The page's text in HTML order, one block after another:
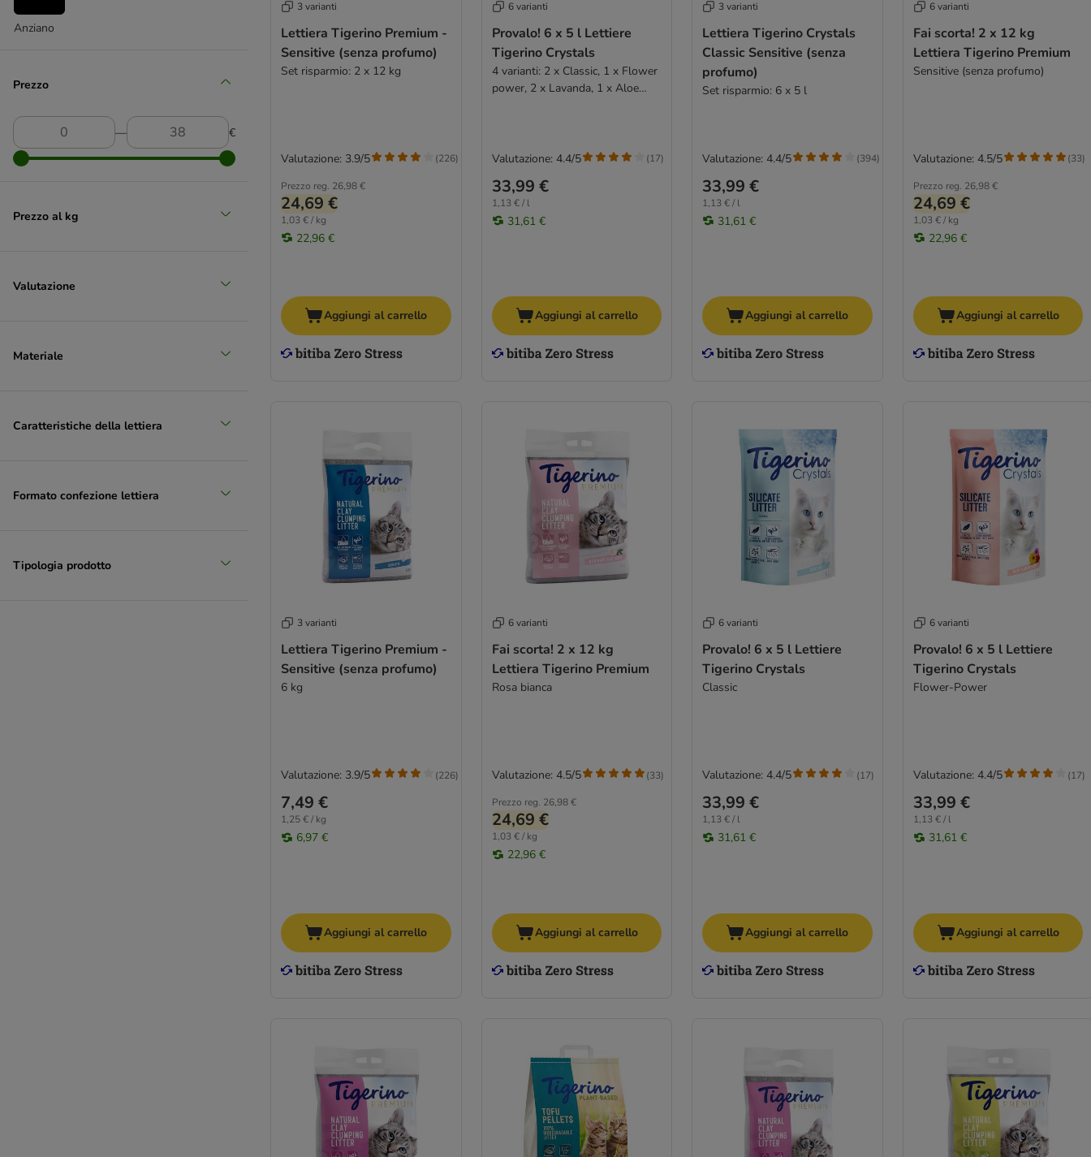
Anziano
Prezzo
― €
Prezzo al kg
Valutazione
Materiale
Caratteristiche della lettiera
Formato confezione lettiera
Tipologia prodotto
3 varianti
Lettiera Tigerino Premium -
Sensitive (senza profumo)
Set risparmio: 2 x 12 kg
Prezzo reg. 26,98 €
24,69 €
1,03 € / kg
22,96 €
Valutazione: 3.9/5 (226)
Aggiungi al carrello
6 varianti
Provalo! 6 x 5 l Lettiere
Tigerino Crystals
4 varianti: 2 x Classic, 1 x Flower
power, 2 x Lavanda, 1 x Aloe
33,99 €
1,13 € / l
31,61 €
Valutazione: 4.4/5 (17)
Aggiungi al carrello
3 varianti
Lettiera Tigerino Crystals
Classic Sensitive (senza
profumo)
Set risparmio: 6 x 5 l
33,99 €
1,13 € / l
31,61 €
Valutazione: 4.4/5 (394)
Aggiungi al carrello
6 varianti
Fai scorta! 2 x 12 kg
Lettiera Tigerino Premium
Sensitive (senza profumo)
Prezzo reg. 26,98 €
24,69 €
1,03 € / kg
22,96 €
Valutazione: 4.5/5 (33)
Aggiungi al carrello
3 varianti
Lettiera Tigerino Premium -
Sensitive (senza profumo)
6 kg
7,49 €
1,25 € / kg
6,97 €
Valutazione: 3.9/5 (226)
Aggiungi al carrello
6 varianti
Fai scorta! 2 x 12 kg
Lettiera Tigerino Premium
Rosa bianca
Prezzo reg. 26,98 €
24,69 €
1,03 € / kg
22,96 €
Valutazione: 4.5/5 (33)
Aggiungi al carrello
6 varianti
Provalo! 6 x 5 l Lettiere
Tigerino Crystals
Classic
33,99 €
1,13 € / l
31,61 €
Valutazione: 4.4/5 (17)
Aggiungi al carrello
6 varianti
Provalo! 6 x 5 l Lettiere
Tigerino Crystals
Flower-Power
33,99 €
1,13 € / l
31,61 €
Valutazione: 4.4/5 (17)
Aggiungi al carrello